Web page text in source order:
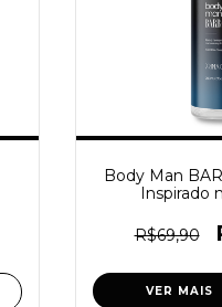
Body Man
Inspirado
R$69,90
VER MAIS